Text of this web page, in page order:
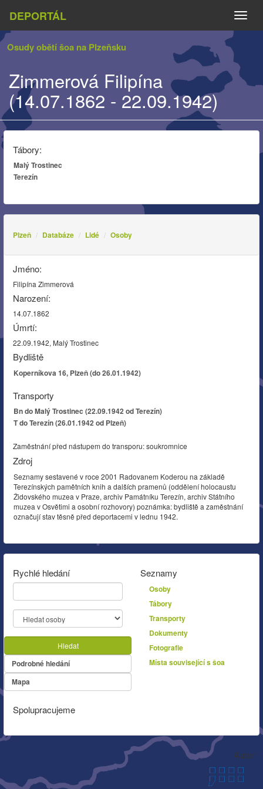
DEPORTÁL
Osudy obětí šoa na Plzeňsku
Zimmerová Filipína
(14.07.1862 - 22.09.1942)
Tábory:
Malý Trostinec
Terezín
Plzeň Databáze Lidé Osoby
Jméno:
Filipína Zimmerová
Narození:
14.07.1862
Úmrtí:
22.09.1942, Malý Trostinec
Bydliště
Koperníkova 16, Plzeň (do 26.01.1942)
Transporty
Bn do Malý Trostinec (22.09.1942 od Terezín)
T do Terezín (26.01.1942 od Plzeň)
Zaměstnání před nástupem do transporu: soukromnice
Zdroj
Seznamy sestavené v roce 2001 Radovanem Koderou na základě
Terezínských pamětních knih a dalších pramenů (oddělení holocaustu
Židovského muzea v Praze, archiv Památníku Terezín, archiv Státního
muzea v Osvětimi a osobní rozhovory) poznámka: bydliště a zaměstnání
označují stav těsně před deportacemi v lednu 1942.
Rychlé hledání
Hledat
Podrobné hledání
Mapa
Seznamy
Osoby
Tábory
Transporty
Dokumenty
Fotografie
Místa související s šoa
Spolupracujeme
Autor